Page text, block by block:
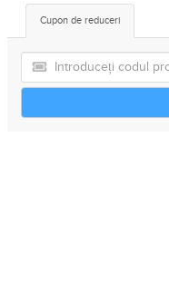
Cupon de reduceri